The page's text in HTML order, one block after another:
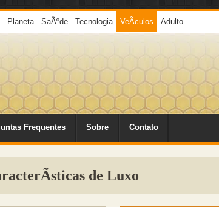
Planeta SaÃºde Tecnologia VeÃ­culos Adulto
Frequentes Sobre Contato
de Luxo